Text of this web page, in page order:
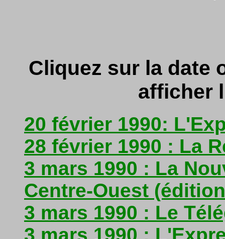
Cliquez sur la date
afficher
20 février 1990:
28 février 1990 : La
3 mars 1990 : La
Centre-Ouest
3 mars 1990 : Le